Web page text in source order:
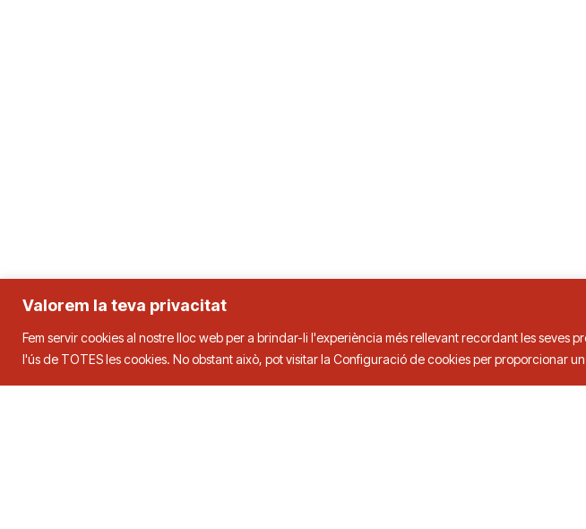
Valorem la teva privacitat
Fem servir cookies al nostre lloc web per a brindar-li l'experiència més rellevant recordant les seves
l'ús de TOTES les cookies. No obstant això, pot visitar la Configuració de cookies per proporcionar
Federació Catalana de Tennis de Taula